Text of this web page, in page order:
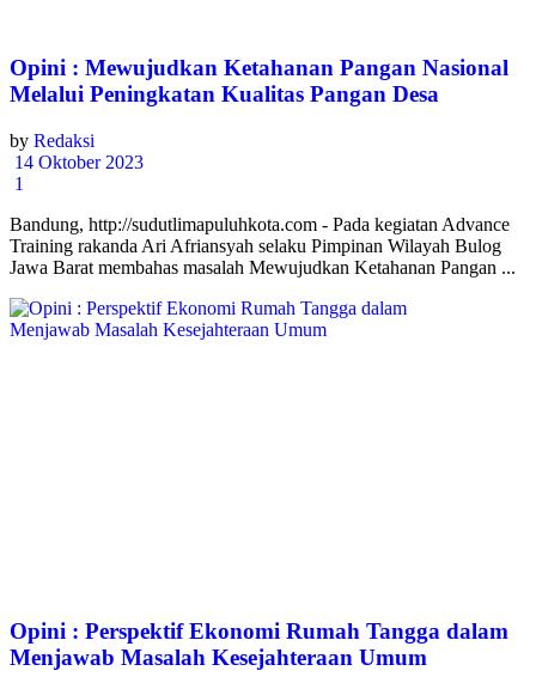
Opini : Mewujudkan Ketahanan Pangan Nasional
Melalui Peningkatan Kualitas Pangan Desa
by Redaksi
14 Oktober 2023
1
Bandung, http://sudutlimapuluhkota.com - Pada kegiatan Advance
Training rakanda Ari Afriansyah selaku Pimpinan Wilayah Bulog
Jawa Barat membahas masalah Mewujudkan Ketahanan Pangan ...
Opini : Perspektif Ekonomi Rumah Tangga dalam
Menjawab Masalah Kesejahteraan Umum